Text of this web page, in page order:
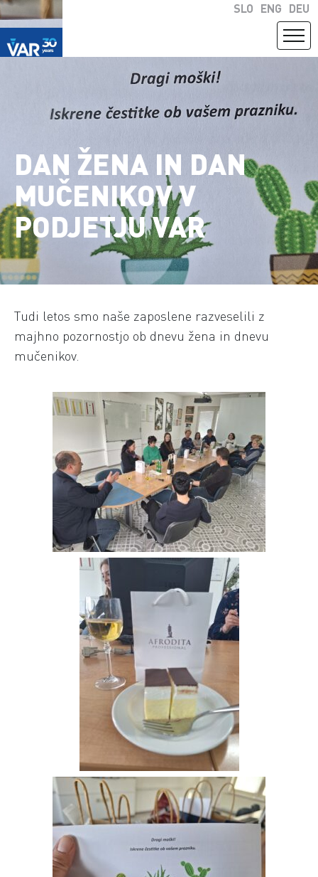
SLO ENG DEU
DAN ŽENA IN DAN
MUČENIKOV V
PODJETJU VAR
Tudi letos smo naše zaposlene razveselili z
majhno pozornostjo ob dnevu žena in dnevu
mučenikov.